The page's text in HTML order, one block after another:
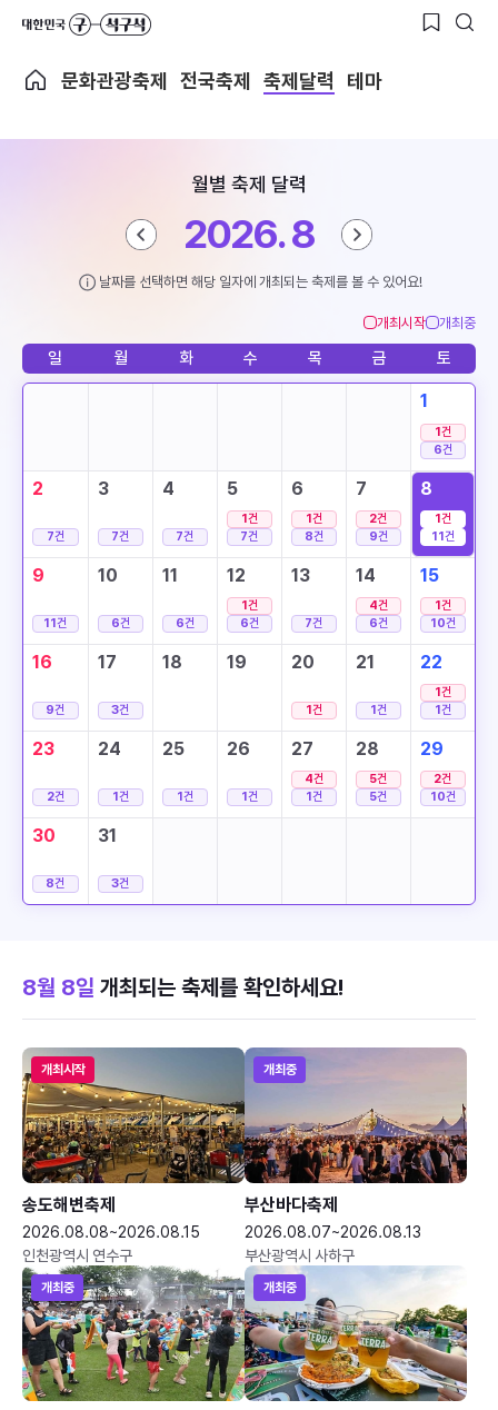
문화관광축제 전국축제 축제달력 테마
월별 축제 달력
2026. 8
날짜를 선택하면 해당 일자에 개최되는 축제를 볼 수 있어요!
개최시작 개최중
일 월 화 수 목 금 토
1
1건
6건
2
7건
3
7건
4
7건
5
1건
7건
6
1건
8건
7
2건
9건
8
1건
11건
9
11건
10
6건
11
6건
12
1건
6건
13
7건
14
4건
6건
15
1건
10건
16
9건
17
3건
18 19 20
1건
21
1건
22
1건
1건
23
2건
24
1건
25
1건
26
1건
27
4건
1건
28
5건
5건
29
2건
10건
30
8건
31
3건
8월 8일 개최되는 축제를 확인하세요!
개최시작
송도해변축제
2026.08.08~2026.08.15
인천광역시 연수구
개최중
부산바다축제
2026.08.07~2026.08.13
부산광역시 사하구
개최중 개최중